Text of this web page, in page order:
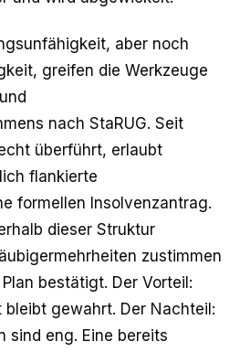
aber noch
greifen die Werkzeuge
nach StaRUG. Seit
überführt, erlaubt
flankierte
formellen Insolvenzantrag.
dieser Struktur
zustimmen
bestätigt. Der Vorteil:
gewahrt. Der Nachteil:
sind eng. Eine bereits